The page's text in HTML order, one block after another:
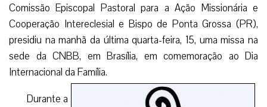
Comissão Episcopal Pastoral para a Ação Missionária e
Cooperação Intereclesial e Bispo de Ponta Grossa (PR),
presidiu na manhã da última quarta-feira, 15, uma missa na
sede da CNBB, em Brasília, em comemoração ao Dia
Internacional da Família.
Durante a